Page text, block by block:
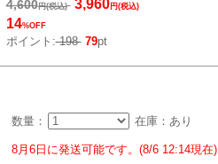
4,600円(税込) 3,960円(税込)
14%OFF
ポイント:198 79pt
数量： 在庫：あり
8月6日に発送可能です。(8/6 12:14現在)